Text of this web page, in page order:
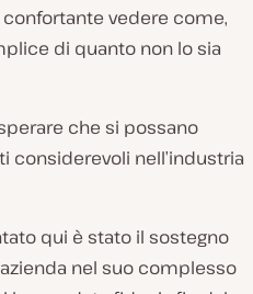
confortante vedere come,
di quanto non lo sia
che si possano
nell’industria
qui è stato il sostegno
nel suo complesso